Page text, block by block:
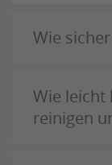
Wie
Wie leicht
reinigen